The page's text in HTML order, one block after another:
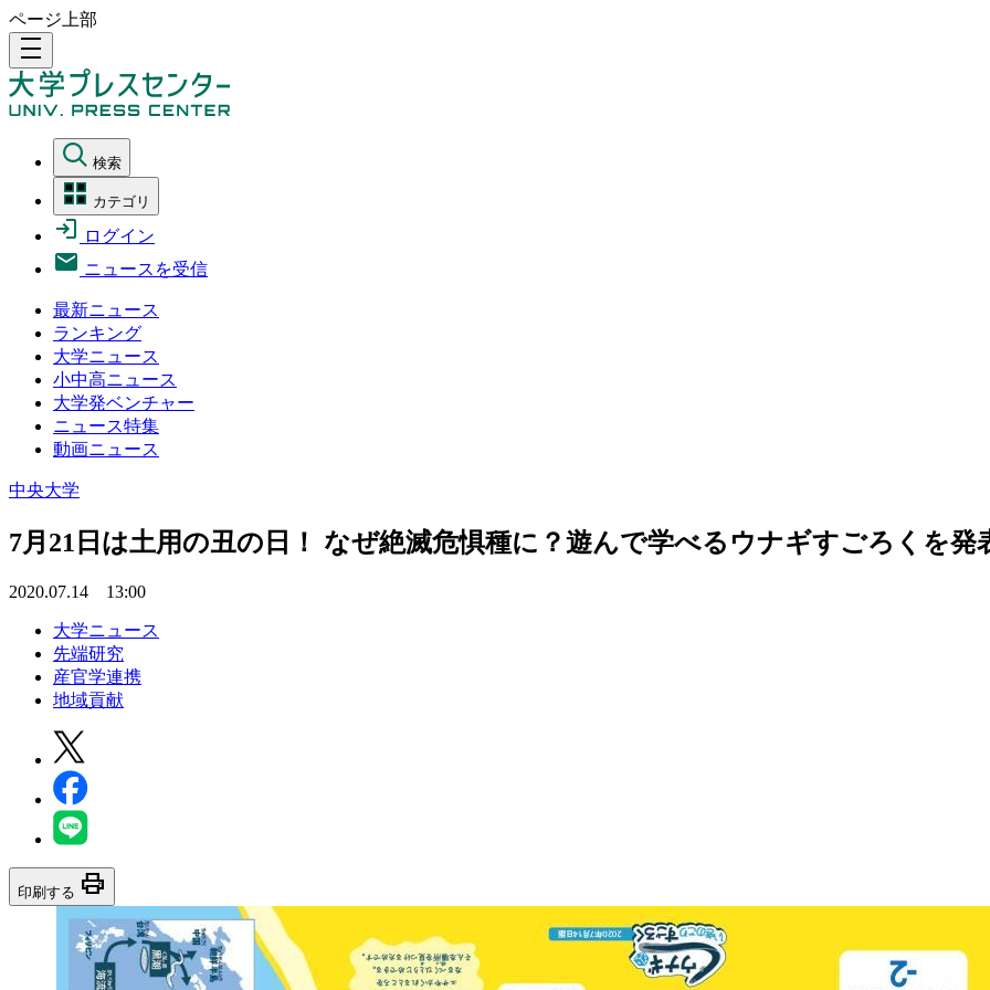
ページ上部
density_medium
検索
カテゴリ
ログイン
ニュースを受信
最新ニュース
ランキング
大学ニュース
小中高ニュース
大学発ベンチャー
ニュース特集
動画ニュース
中央大学
7月21日は土用の丑の日！ なぜ絶滅危惧種に？遊んで学べるウナギすごろくを発
2020.07.14 13:00
大学ニュース
先端研究
産官学連携
地域貢献
印刷する print